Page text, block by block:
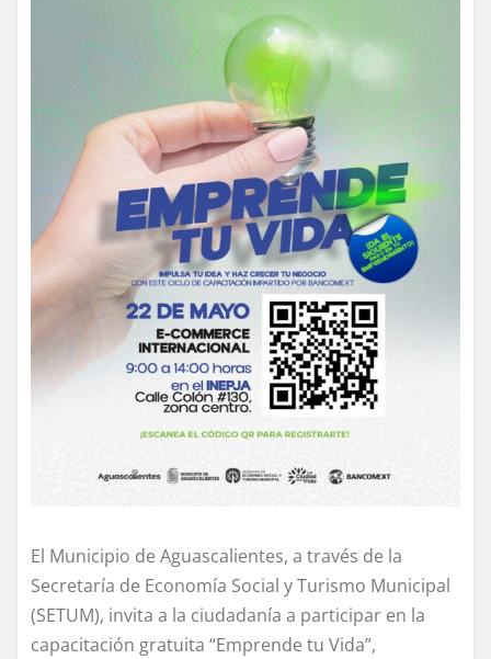
El Municipio de Aguascalientes, a través de la
Secretaría de Economía Social y Turismo Municipal
(SETUM), invita a la ciudadanía a participar en la
capacitación gratuita “Emprende tu Vida”,